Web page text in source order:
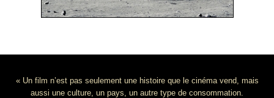
« Un film n’est pas seulement une histoire que le cinéma vend, mais
aussi une culture, un pays, un autre type de consommation.